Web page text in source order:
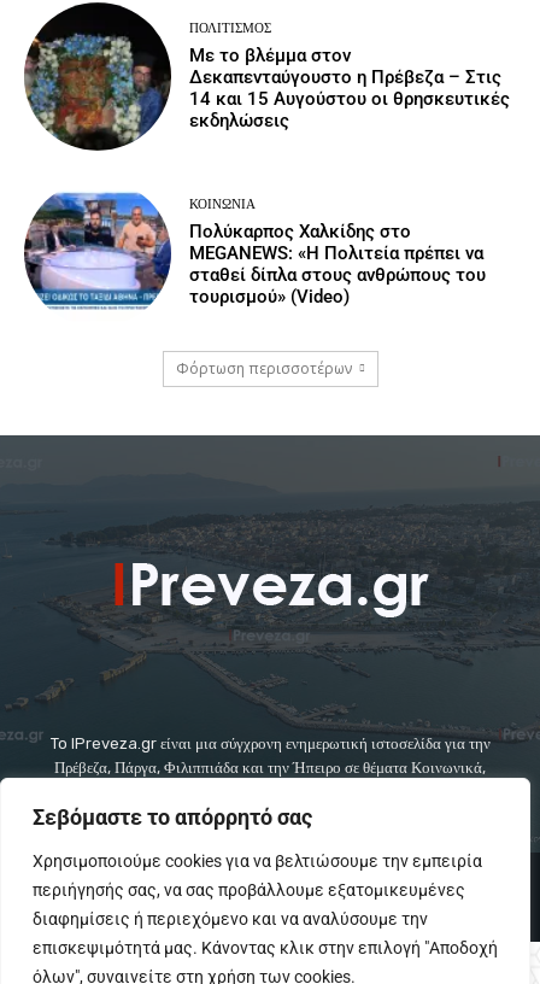
Σεβόμαστε το απόρρητό σας
Χρησιμοποιούμε cookies για να βελτιώσουμε την εμπειρία
περιήγησής σας, να σας προβάλλουμε εξατομικευμένες
διαφημίσεις ή περιεχόμενο και να αναλύσουμε την
επισκεψιμότητά μας. Κάνοντας κλικ στην επιλογή "Αποδοχή
όλων", συναινείτε στη χρήση των cookies.
ΠΟΛΙΤΙΣΜΌΣ
Με το βλέμμα στον
Δεκαπενταύγουστο η Πρέβεζα – Στις
14 και 15 Αυγούστου οι θρησκευτικές
εκδηλώσεις
ΚΟΙΝΩΝΙΑ
Πολύκαρπος Χαλκίδης στο
MEGANEWS: «Η Πολιτεία πρέπει να
σταθεί δίπλα στους ανθρώπους του
τουρισμού» (Video)
Φόρτωση περισσοτέρων
To IPreveza.gr είναι μια σύγχρονη ενημερωτική ιστοσελίδα για την
Πρέβεζα, Πάργα, Φιλιππιάδα και την Ήπειρο σε θέματα Κοινωνικά,
© Copyright - IPreveza.gr
Home
Κοινωνία Ήπειρος Πολιτική
GoSports.gr
Πολιτισμός
Διαφημίσεις-Αγγελίες Επικοινωνια